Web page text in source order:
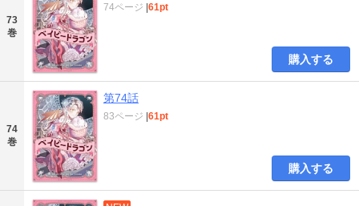
73
巻
74ページ |61pt
購入する
74
巻
第74話
83ページ |61pt
購入する